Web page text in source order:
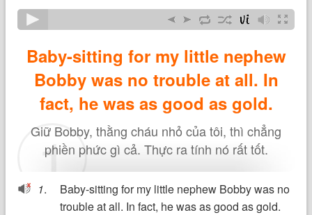
1
Baby-sitting for my little nephew
Bobby was no trouble at all. In
fact, he was as good as gold.
Giữ Bobby, thằng cháu nhỏ của tôi, thì chẳng
phiền phức gì cả. Thực ra tính nó rất tốt.
1.
Baby-sitting for my little nephew Bobby was no
trouble at all. In fact, he was as good as gold.